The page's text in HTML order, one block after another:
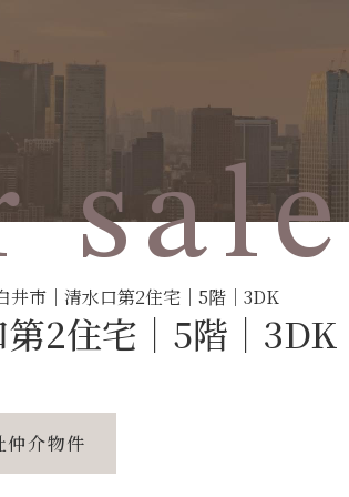
sale
井市｜清水口第2住宅｜5階｜3DK
2住宅｜5階｜3DK
仲介物件